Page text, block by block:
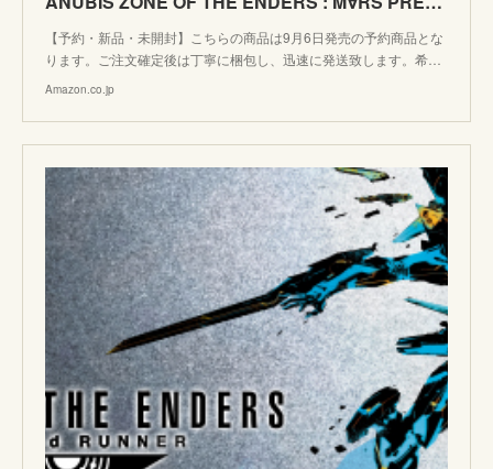
【予約・新品・未開封】こちらの商品は9月6日発売の予約商品とな
ります。ご注文確定後は丁寧に梱包し、迅速に発送致します。希…
Amazon.co.jp